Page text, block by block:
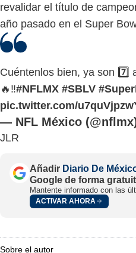
revalidar el título de
año pasado en el Super
Cuéntenlos bien, ya son 7️⃣
🔥‼️#NFLMX #SBLV
pic.twitter.com/
— NFL México
JLR
Añadir Diario De
Google de forma
Mantente informado con las
ACTIVAR AHORA
Sobre el autor